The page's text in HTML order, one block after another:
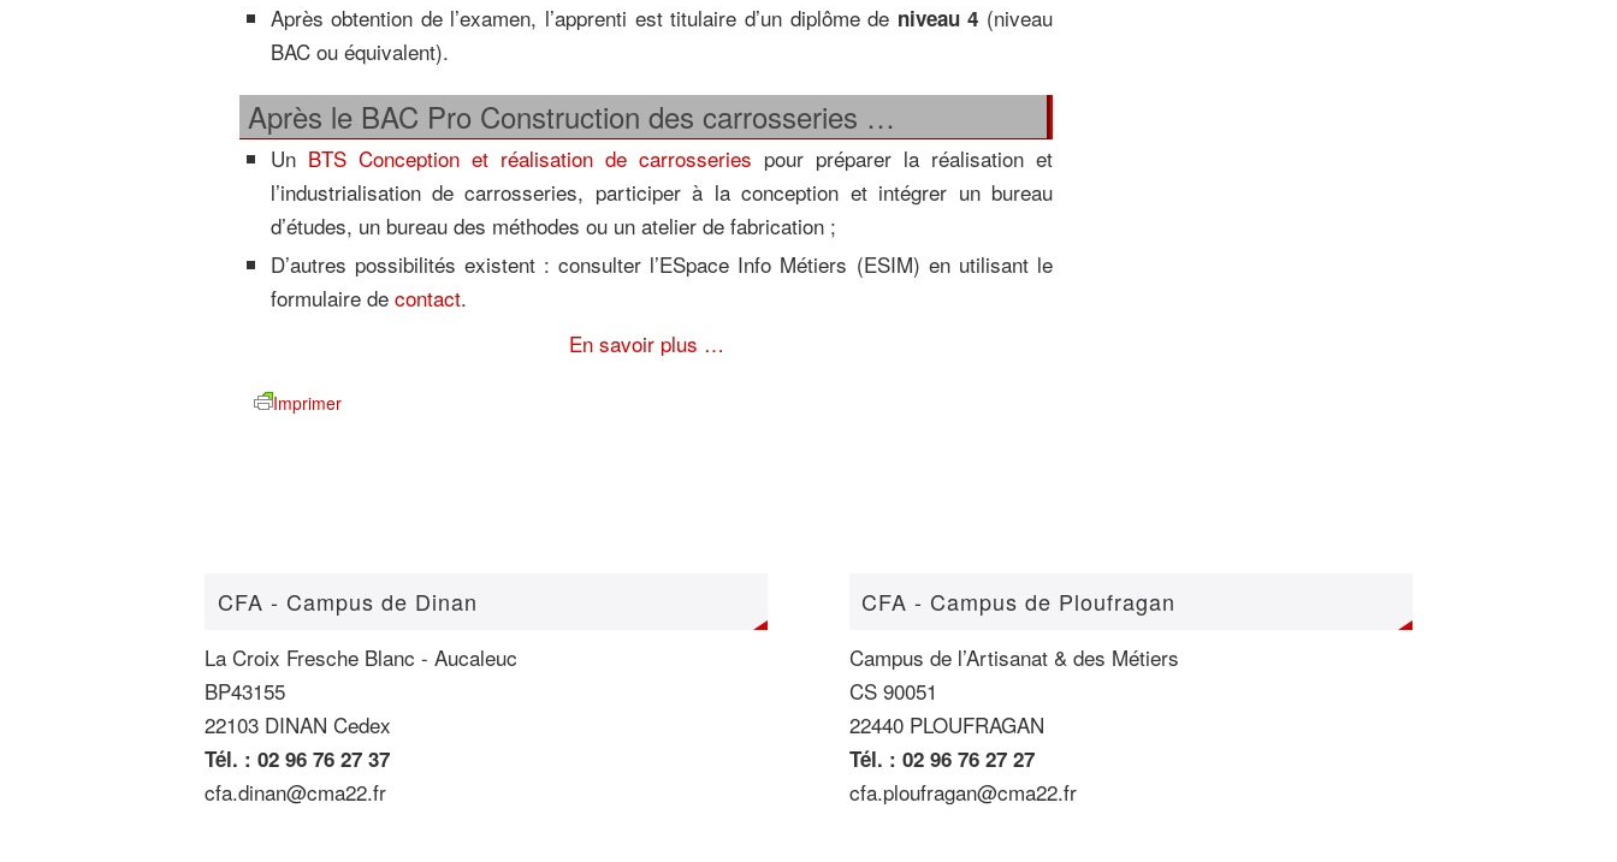
Après obtention de l’examen, l’apprenti est titulaire d’un diplôme de niveau 4 (niveau
BAC ou équivalent).
Après le BAC Pro Construction des carrosseries …
Un BTS Conception et réalisation de carrosseries pour préparer la réalisation et
l’industrialisation de carrosseries, participer à la conception et intégrer un bureau
d’études, un bureau des méthodes ou un atelier de fabrication ;
D’autres possibilités existent : consulter l’ESpace Info Métiers (ESIM) en utilisant le
formulaire de contact.
En savoir plus …
Imprimer
CFA - Campus de Dinan
La Croix Fresche Blanc - Aucaleuc
BP43155
22103 DINAN Cedex
Tél. : 02 96 76 27 37
cfa.dinan@cma22.fr
CFA - Campus de Ploufragan
Campus de l’Artisanat & des Métiers
CS 90051
22440 PLOUFRAGAN
Tél. : 02 96 76 27 27
cfa.ploufragan@cma22.fr